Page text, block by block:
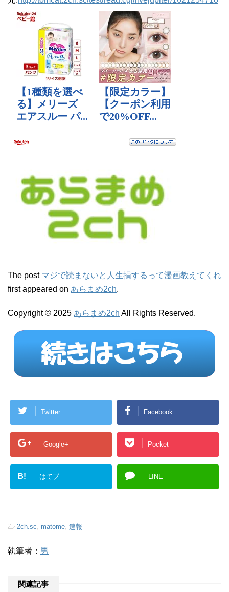
The post マジで読まないと人生損するって漫画教えてくれ
first appeared on あらまめ2ch.
Copyright © 2025 あらまめ2ch All Rights Reserved.
Twitter Facebook
Google+ Pocket
B! はてブ LINE
-2ch.sc matome 速報
執筆者： 男
関連記事